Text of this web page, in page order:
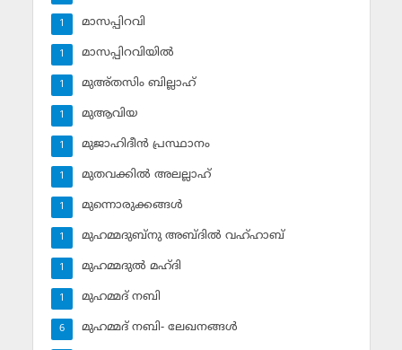
മാസപ്പിറവി
1
മാസപ്പിറവിയില്‍
1
മുഅ്തസിം ബില്ലാഹ്
1
മുആവിയ
1
മുജാഹിദീന്‍ പ്രസ്ഥാനം
1
മുതവക്കില്‍ അലല്ലാഹ്
1
മുന്നൊരുക്കങ്ങള്‍
1
മുഹമ്മദുബ്‌നു അബ്ദില്‍ വഹ്ഹാബ്
1
മുഹമ്മദുല്‍ മഹ്ദി
1
മുഹമ്മദ് നബി
1
മുഹമ്മദ് നബി- ലേഖനങ്ങള്‍
6